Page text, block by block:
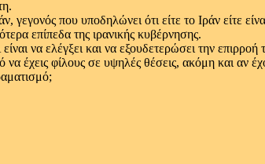
που υποδηλώνει ότι είτε το Ιράν είτε
επίπεδα της ιρανικής κυβέρνησης.
να ελέγξει και να εξουδετερώσει την επιρροή
έχεις φίλους σε υψηλές θέσεις, ακόμη και αν